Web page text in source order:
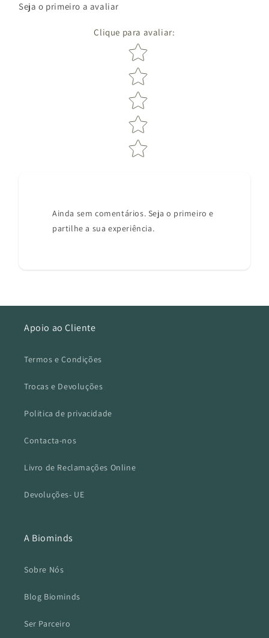
Seja o primeiro a avaliar
Clique para avaliar:
Star rating
Ainda sem comentários. Seja o primeiro e
partilhe a sua experiência.
Apoio ao Cliente
Termos e Condições
Trocas e Devoluções
Politica de privacidade
Contacta-nos
Livro de Reclamações Online
Devoluções- UE
A Biominds
Sobre Nós
Blog Biominds
Ser Parceiro